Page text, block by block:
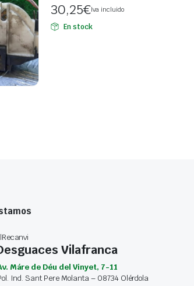
30,25€Iva incluido
En stock
Vilafranca
Máre de Déu del Vinyet, 7-11
Ind. Sant Pere Molanta – 08734 Olérdola